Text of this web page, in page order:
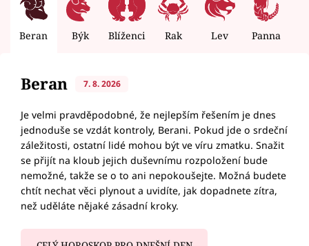
Beran Býk Blíženci Rak Lev Panna
Beran 7. 8. 2026
Je velmi pravděpodobné, že nejlepším řešením je dnes
jednoduše se vzdát kontroly, Berani. Pokud jde o srdeční
záležitosti, ostatní lidé mohou být ve víru zmatku. Snažit
se přijít na kloub jejich duševnímu rozpoložení bude
nemožné, takže se o to ani nepokoušejte. Možná budete
chtít nechat věci plynout a uvidíte, jak dopadnete zítra,
než uděláte nějaké zásadní kroky.